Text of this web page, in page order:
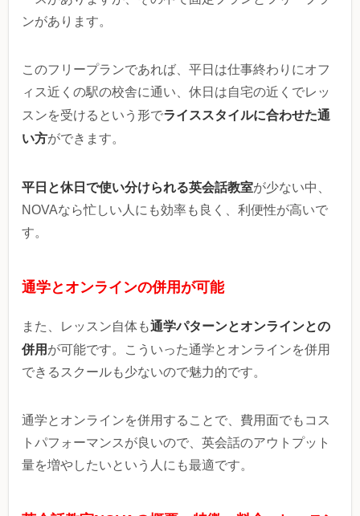
ンがあります。
このフリープランであれば、平日は仕事終わりにオフ
ィス近くの駅の校舎に通い、休日は自宅の近くでレッ
スンを受けるという形でライススタイルに合わせた通
い方ができます。
平日と休日で使い分けられる英会話教室が少ない中、
NOVAなら忙しい人にも効率も良く、利便性が高いで
す。
通学とオンラインの併用が可能
また、レッスン自体も通学パターンとオンラインとの
併用が可能です。こういった通学とオンラインを併用
できるスクールも少ないので魅力的です。
通学とオンラインを併用することで、費用面でもコス
トパフォーマンスが良いので、英会話のアウトプット
量を増やしたいという人にも最適です。